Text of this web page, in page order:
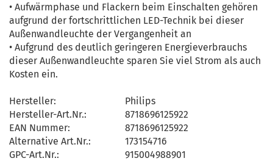
• Aufwärmphase und Flackern beim Einschalten gehören
aufgrund der fortschrittlichen LED-Technik bei dieser
Außenwandleuchte der Vergangenheit an
• Aufgrund des deutlich geringeren Energieverbrauchs
dieser Außenwandleuchte sparen Sie viel Strom als auch
Kosten ein.
Hersteller:
Philips
Hersteller-Art.Nr.:
8718696125922
EAN Nummer:
8718696125922
Alternative Art.Nr.:
173154716
GPC-Art.Nr.:
915004988901